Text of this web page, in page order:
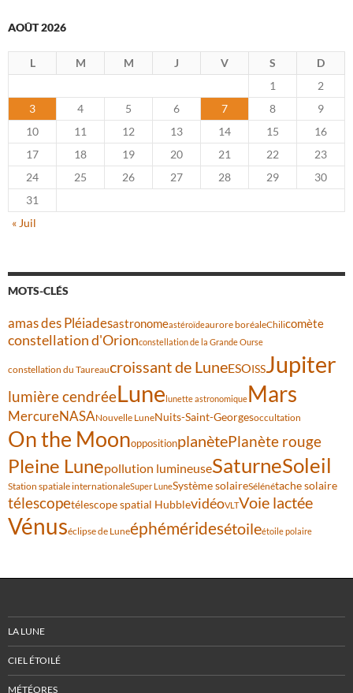
AOÛT 2026
L M M J V S
D
1
2
3
4 5 6 7 8
9
10
11 12 13 14 15
16
17
18 19 20 21 22
23
24
25 26 27 28 29
30
31
« Juil
MOTS-CLÉS
amas des Pléiadesastronomeastéroïdeaurore boréaleChilicomète
constellation d'Orionconstellation de la Grande Ourse
constellation du Taureaucroissant de LuneESOISSJupiter
lumière cendréeLune lunette astronomiqueMars
MercureNASANouvelle LuneNuits-Saint-Georgesoccultation
On the MoonoppositionplanètePlanète rouge
Pleine Lunepollution lumineuseSaturneSoleil
Station spatiale internationaleSuper LuneSystème solaireSélénétache solaire
télescopetélescope spatial HubblevidéoVLTVoie lactée
Vénuséclipse de Luneéphéméridesétoileétoile polaire
LA LUNE
CIEL ÉTOILÉ
MÉTÉORES